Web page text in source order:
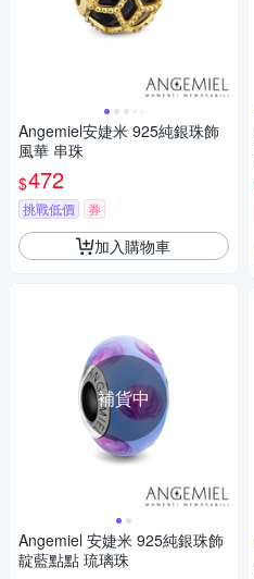
Angemiel安婕米 925純銀珠飾
風華 串珠
$472
挑戰低價 券
加入購物車
補貨中
Angemiel 安婕米 925純銀珠飾
靛藍點點 琉璃珠